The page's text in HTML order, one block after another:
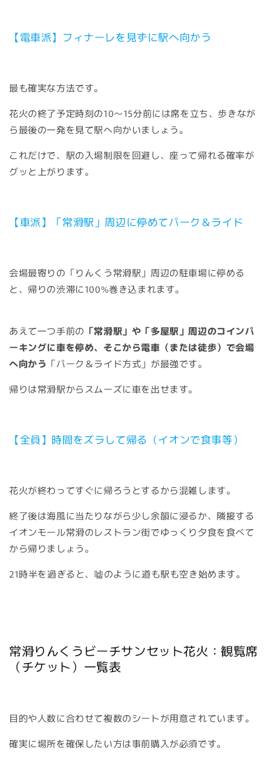
【電車派】フィナーレを見ずに駅へ向かう
最も確実な方法です。
花火の終了予定時刻の10〜15分前には席を立ち、歩きなが
ら最後の一発を見て駅へ向かいましょう。
これだけで、駅の入場制限を回避し、座って帰れる確率が
グッと上がります。
【車派】「常滑駅」周辺に停めてパーク＆ライド
会場最寄りの「りんくう常滑駅」周辺の駐車場に停める
と、帰りの渋滞に100%巻き込まれます。
あえて一つ手前の 「常滑駅」や「多屋駅」周辺のコインパ
ーキングに車を停め、そこから電車（または徒歩）で会場
へ向かう 「パーク＆ライド方式」が最強です。
帰りは常滑駅からスムーズに車を出せます。
【全員】時間をズラして帰る（イオンで食事等）
花火が終わってすぐに帰ろうとするから混雑します。
終了後は海風に当たりながら少し余韻に浸るか、隣接する
イオンモール常滑のレストラン街でゆっくり夕食を食べて
から帰りましょう。
21時半を過ぎると、嘘のように道も駅も空き始めます。
常滑りんくうビーチサンセット花火：観覧席
（チケット）一覧表
目的や人数に合わせて複数のシートが用意されています。
確実に場所を確保したい方は事前購入が必須です。